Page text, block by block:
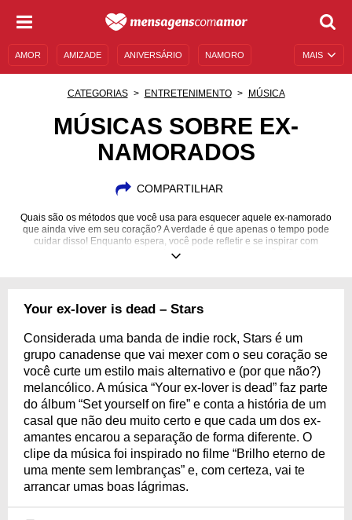
MAIS
AMOR AMIZADE ANIVERSÁRIO NAMORO
UNIVERSO FEMININO
MENSAGENS E FRASES MENSAGENS DE ANIVERSÁRIO
CATEGORIAS ENTRETENIMENTO MÚSICA
MÚSICAS SOBRE EX-
NAMORADOS
COMPARTILHAR
Quais são os métodos que você usa para esquecer aquele ex-namorado
que ainda vive em seu coração? A verdade é que apenas o tempo pode
cuidar disso! Enquanto espera, você pode refletir e se inspirar com
algumas músicas que falam sobre essa fase de superação! Confira!
Your ex-lover is dead – Stars
Considerada uma banda de indie rock, Stars é um
grupo canadense que vai mexer com o seu coração se
você curte um estilo mais alternativo e (por que não?)
melancólico. A música “Your ex-lover is dead” faz parte
do álbum “Set yourself on fire” e conta a história de um
casal que não deu muito certo e que cada um dos ex-
amantes encarou a separação de forma diferente. O
clipe da música foi inspirado no filme “Brilho eterno de
uma mente sem lembranças” e, com certeza, vai te
arrancar umas boas lágrimas.